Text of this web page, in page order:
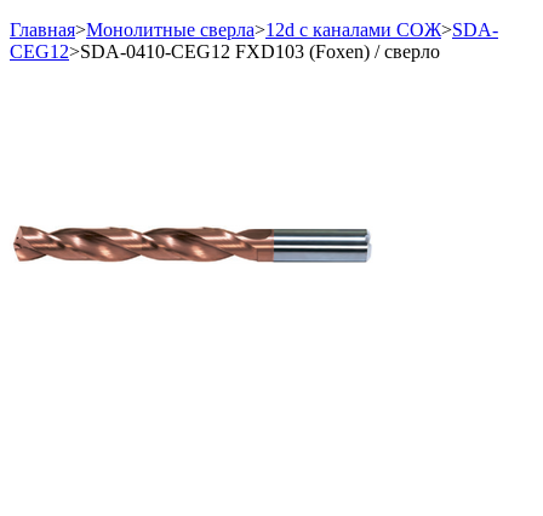
Главная>Монолитные сверла>12d с каналами СОЖ>SDA-
CEG12>SDA-0410-CEG12 FXD103 (Foxen) / сверло